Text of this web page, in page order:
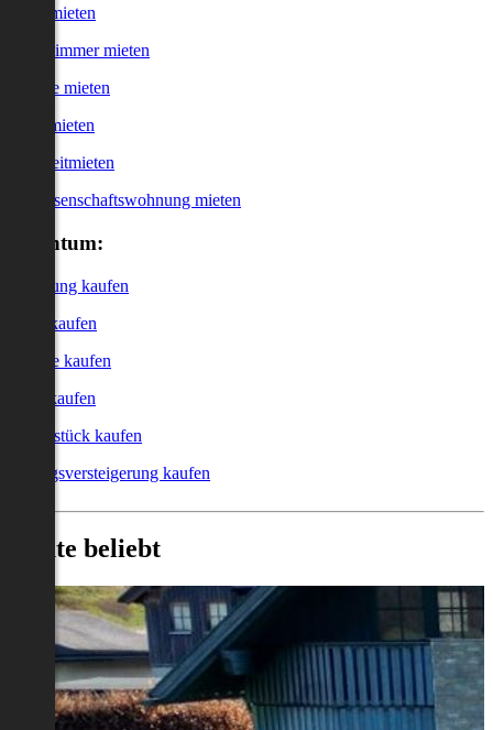
Haus mieten
WG-Zimmer mieten
Garage mieten
Büro mieten
Kurzzeitmieten
Genossenschaftswohnung mieten
Eigentum:
Wohnung kaufen
Haus kaufen
Garage kaufen
Büro kaufen
Grundstück kaufen
Zwangsversteigerung kaufen
Heute beliebt